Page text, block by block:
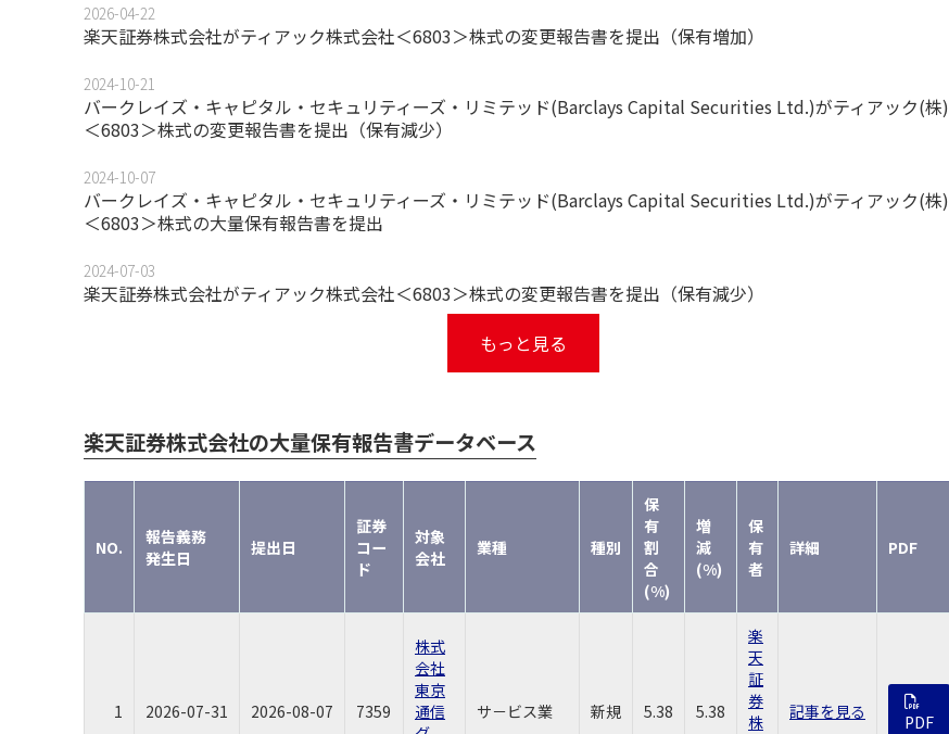
2026-04-22
楽天証券株式会社がティアック株式会社＜6803＞株式の変更報告書を提出（保有増加）
2024-10-21
バークレイズ・キャピタル・セキュリティーズ・リミテッド(Barclays Capital Securities Ltd.)がティアック(株)
＜6803＞株式の変更報告書を提出（保有減少）
2024-10-07
バークレイズ・キャピタル・セキュリティーズ・リミテッド(Barclays Capital Securities Ltd.)がティアック(株)
＜6803＞株式の大量保有報告書を提出
2024-07-03
楽天証券株式会社がティアック株式会社＜6803＞株式の変更報告書を提出（保有減少）
もっと見る
楽天証券株式会社の大量保有報告書データベース
NO.
報告義務
発生日
提出日
証券
コー
ド
対象
会社
業種 種別
保
有
割
合
(%)
増
減
(%)
保
有
者
詳細 PDF
1 2026-07-31 2026-08-07 7359
株式
会社
東京
通信
サ－ビス業 新規 5.38 5.38
楽
天
証
券
株
記事を見る PDF